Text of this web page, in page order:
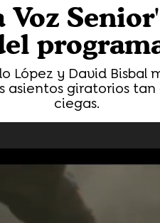
Voz
López y David Bisbal
asientos giratorios
ciegas.